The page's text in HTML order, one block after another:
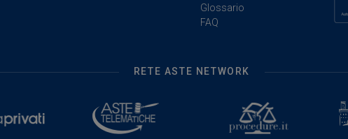
Glossario
FAQ
RETE ASTE NETWORK